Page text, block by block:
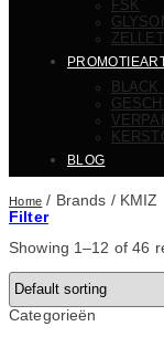
FSK
BLACK
BLOG
Home / Brands /KMIZ
Filter
Showing 1–12 of 46
Categorieën